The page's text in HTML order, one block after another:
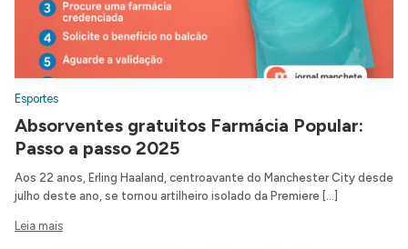
Esportes
Absorventes gratuitos Farmácia Popular:
Passo a passo 2025
Aos 22 anos, Erling Haaland, centroavante do Manchester City desde
julho deste ano, se tornou artilheiro isolado da Premiere […]
Leia mais